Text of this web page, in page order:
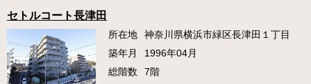
セトルコート長津田
所在地
神奈川県横浜市緑区長津田１丁目
築年月
1996年04月
総階数
7階